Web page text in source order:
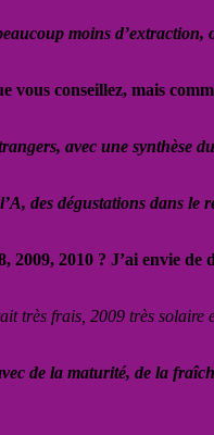
moins d’extraction,
conseillez, mais
avec une synthèse
des dégustations dans le
2010 ? J’ai envie de
très frais, 2009 très
de la maturité, de la